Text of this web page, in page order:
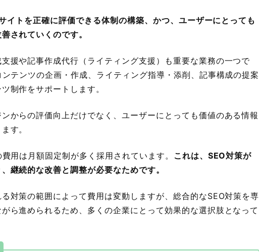
イトを正確に評価できる体制の構築、かつ、ユーザーにとっても
されていくのです。
援や記事作成代行（ライティング支援）も重要な業務の一つで
テンツの企画・作成、ライティング指導・添削、記事構成の提案
制作をサポートします。
からの評価向上だけでなく、ユーザーにとっても価値のある情報
す。
用は月額固定制が多く採用されています。
これは、SEO対策が
継続的な改善と調整が必要なためです。
対策の範囲によって費用は変動しますが、総合的なSEO対策を専
ら進められるため、多くの企業にとって効果的な選択肢となって